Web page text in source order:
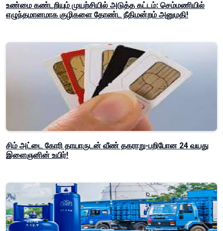
உண்மை கண்டறியும் முயற்சியில் அடுத்த கட்டம்: செம்மணியில்
எழுந்தமானமாக குழிகளை தோண்ட நீதிமன்றம் அனுமதி!
சிம் அட்டை கோரி தாயாருடன் வீண் தகராறு-பறிபோன 24 வயது
இளைஞனின் உயிர்!